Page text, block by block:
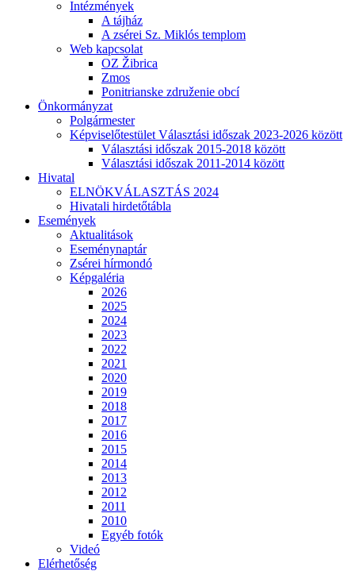
Intézmények
A tájház
A zsérei Sz. Miklós templom
Web kapcsolat
OZ Žibrica
Zmos
Ponitrianske združenie obcí
Önkormányzat
Polgármester
Képviselőtestület Választási időszak 2023-2026 között
Választási időszak 2015-2018 között
Választási időszak 2011-2014 között
Hivatal
ELNÖKVÁLASZTÁS 2024
Hivatali hirdetőtábla
Események
Aktualitások
Eseménynaptár
Zsérei hírmondó
Képgaléria
2026
2025
2024
2023
2022
2021
2020
2019
2018
2017
2016
2015
2014
2013
2012
2011
2010
Egyéb fotók
Videó
Elérhetőség